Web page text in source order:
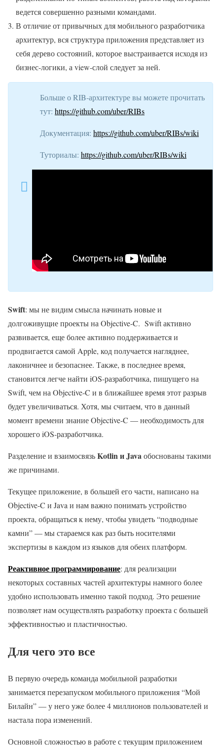
ведется совершенно разными командами.
В отличие от привычных для мобильного разработчика
архитектур, вся структура приложения представляет из
себя дерево состояний, которое выстраивается исходя из
бизнес-логики, а view-слой следует за ней.
Больше о RIB-архитектуре вы можете прочитать
тут: https://github.com/uber/RIBs
Документация: https://github.com/uber/RIBs/wiki
Туториалы: https://github.com/uber/RIBs/wiki
Swift: мы не видим смысла начинать новые и
долгоживущие проекты на Objective-C. Swift активно
развивается, еще более активно поддерживается и
продвигается самой Apple, код получается нагляднее,
лаконичнее и безопаснее. Также, в последнее время,
становится легче найти iOS-разработчика, пишущего на
Swift, чем на Objective-C и в ближайшее время этот разрыв
будет увеличиваться. Хотя, мы считаем, что в данный
момент времени знание Objective-C — необходимость для
хорошего iOS-разработчика.
Разделение и взаимосвязьKotlin и Javaобоснованы такими
же причинами.
Текущее приложение, в большей его части, написано на
Objective-C и Java и нам важно понимать устройство
проекта, обращаться к нему, чтобы увидеть “подводные
камни” — мы стараемся как раз быть носителями
экспертизы в каждом из языков для обеих платформ.
Реактивное программирование: для реализации
некоторых составных частей архитектуры намного более
удобно использовать именно такой подход. Это решение
позволяет нам осуществлять разработку проекта с большей
эффективностью и пластичностью.
Для чего это все
В первую очередь команда мобильной разработки
занимается перезапуском мобильного приложения “Мой
Билайн” — у него уже более 4 миллионов пользователей и
настала пора изменений.
Основной сложностью в работе с текущим приложением